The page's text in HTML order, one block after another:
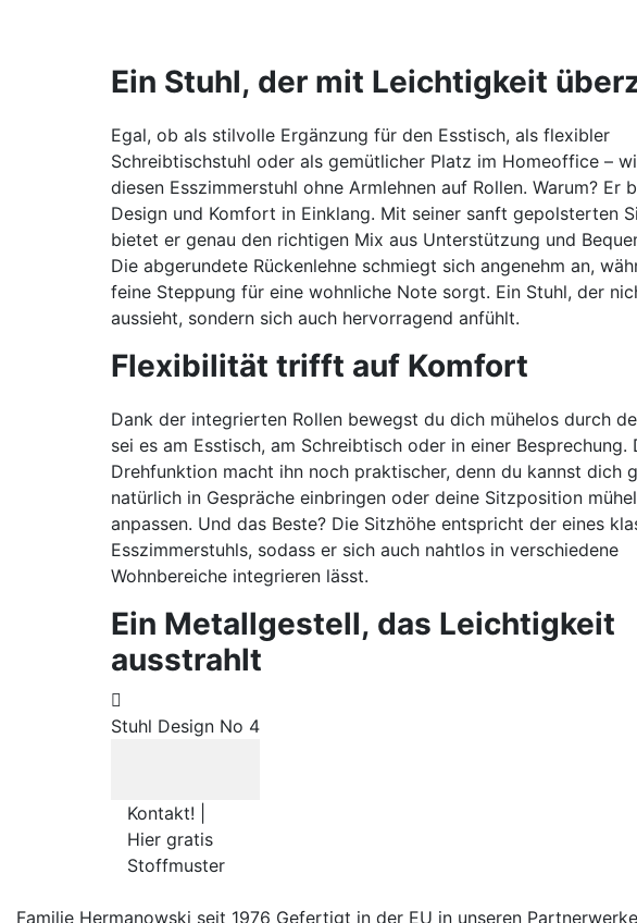
Ein Stuhl, der mit Leichtigkeit
Egal, ob als stilvolle Ergänzung für den Esstisch, als flexibler
Schreibtischstuhl oder als gemütlicher Platz im Homeoffice –
diesen Esszimmerstuhl ohne Armlehnen auf Rollen. Warum? Er
Design und Komfort in Einklang. Mit seiner sanft gepolsterten
bietet er genau den richtigen Mix aus Unterstützung und
Die abgerundete Rückenlehne schmiegt sich angenehm an,
feine Steppung für eine wohnliche Note sorgt. Ein Stuhl, der
aussieht, sondern sich auch hervorragend anfühlt.
Flexibilität trifft auf Komfort
Dank der integrierten Rollen bewegst du dich mühelos durch
sei es am Esstisch, am Schreibtisch oder in einer Besprechung.
Drehfunktion macht ihn noch praktischer, denn du kannst dich
natürlich in Gespräche einbringen oder deine Sitzposition
anpassen. Und das Beste? Die Sitzhöhe entspricht der eines
Esszimmerstuhls, sodass er sich auch nahtlos in verschiedene
Wohnbereiche integrieren lässt.
Ein Metallgestell, das Leichtigkeit
ausstrahlt
Stuhl Design No 4
Kontakt! |
Hier gratis
Stoffmuster
Familie Hermanowski seit 1976 Gefertigt in der EU in unseren